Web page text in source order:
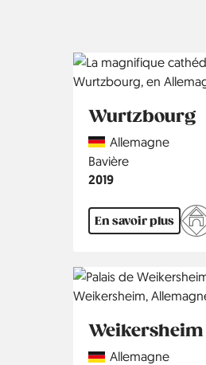
Wurtzbourg
CountryAllemagne
Région
Bavière
Année
2019
En savoir plus
Weikersheim
CountryAllemagne